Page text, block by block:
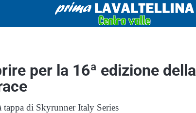
per la 16ª edizione della
tappa di Skyrunner Italy Series